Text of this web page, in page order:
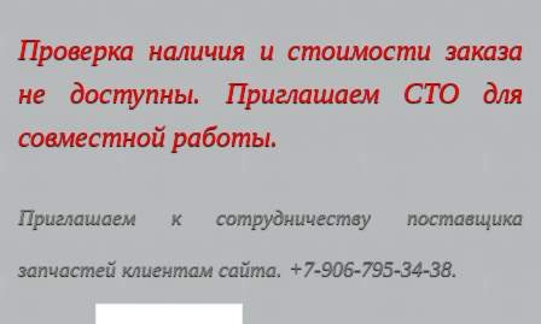
Проверка наличия и стоимости заказа
не доступны. Приглашаем СТО для
совместной работы.
Приглашаем к сотрудничеству поставщика
запчастей клиентам сайта. +7-906-795-34-38.